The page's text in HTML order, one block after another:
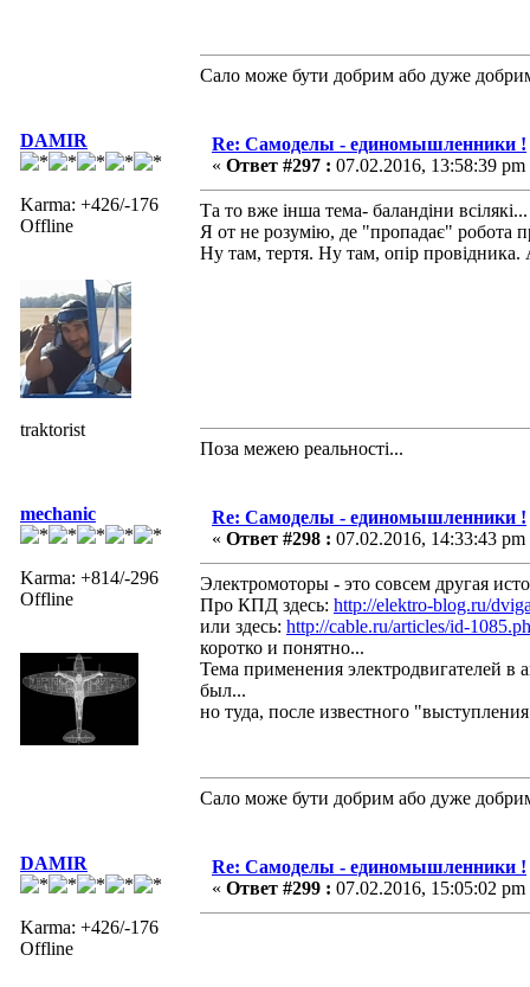
Сало може бути добрим або дуже
DAMIR
Karma: +426/-176
Offline
traktorist
Re: Самоделы - единомышленники !
« Ответ #297 : 07.02.2016, 13:58:39 pm
Та то вже інша тема- баландіни всілякі...
Я от не розумію, де "пропадає" робота
Ну там, тертя. Ну там, опір
Поза межею реальностi...
mechanic
Karma: +814/-296
Offline
Re: Самоделы - единомышленники !
« Ответ #298 : 07.02.2016, 14:33:43 pm
Электромоторы - это совсем другая
Про КПД здесь: http://elektro-blog.ru/
или здесь: http://cable.ru/articles/id-
коротко и понятно...
Тема применения электродвигателей
был...
но туда, после известного
Сало може бути добрим або дуже
DAMIR
Karma: +426/-176
Offline
Re: Самоделы - единомышленники !
« Ответ #299 : 07.02.2016, 15:05:02 pm